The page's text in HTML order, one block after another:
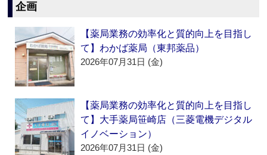
企画
【薬局業務の効率化と質的向上を目指し
て】わかば薬局（東邦薬品）
2026年07月31日 (金)
【薬局業務の効率化と質的向上を目指し
て】大手薬局笹崎店（三菱電機デジタル
イノベーション）
2026年07月31日 (金)